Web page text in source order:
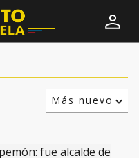
Más nuevo